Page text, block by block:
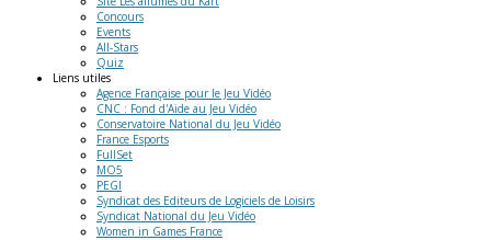
Concours
Events
All-Stars
Quiz
Liens utiles
Agence Française pour le Jeu Vidéo
CNC : Fond d'Aide au Jeu Vidéo
Conservatoire National du Jeu Vidéo
France Esports
FullSet
MO5
PEGI
Syndicat des Editeurs de Logiciels de Loisirs
Syndicat National du Jeu Vidéo
Women in Games France